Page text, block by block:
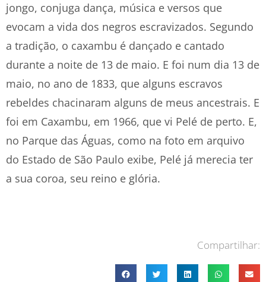
jongo, conjuga dança, música e versos que
evocam a vida dos negros escravizados. Segundo
a tradição, o caxambu é dançado e cantado
durante a noite de 13 de maio. E foi num dia 13 de
maio, no ano de 1833, que alguns escravos
rebeldes chacinaram alguns de meus ancestrais. E
foi em Caxambu, em 1966, que vi Pelé de perto. E,
no Parque das Águas, como na foto em arquivo
do Estado de São Paulo exibe, Pelé já merecia ter
a sua coroa, seu reino e glória.
Compartilhar: